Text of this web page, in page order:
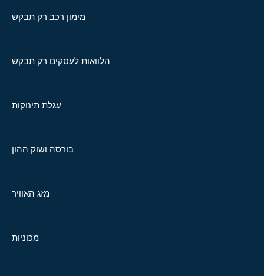
מימון רכב רק תבקש
הלוואות לעסקים רק תבקש
עגלת תינוקות
בורסה ושוק ההון
מזג האוויר
מכוניות